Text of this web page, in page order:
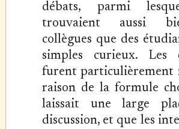
débats, parmi
trouvaient aussi
collègues que des
simples curieux. Les
furent particulièrement
raison de la formule
laissait une large
discussion, et que les